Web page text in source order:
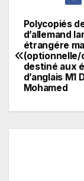
Polycopiés
d’allemand
étrangére
(optionnelle/
destiné aux
d’anglais M1
Mohamed